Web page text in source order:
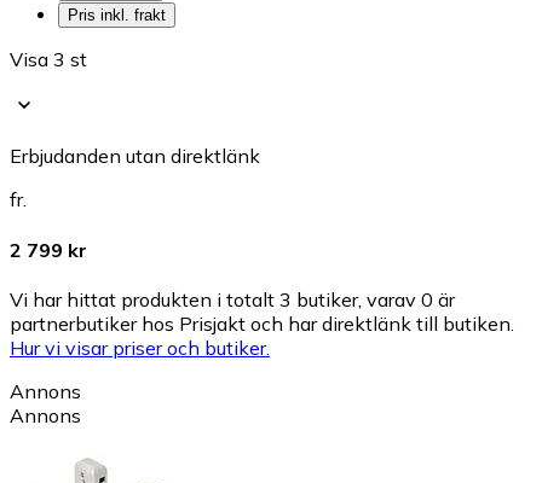
Pris inkl. frakt
Visa 3 st
Erbjudanden utan direktlänk
fr.
2 799 kr
Vi har hittat produkten i totalt 3 butiker, varav 0 är
partnerbutiker hos Prisjakt och har direktlänk till butiken.
Hur vi visar priser och butiker.
Annons
Annons